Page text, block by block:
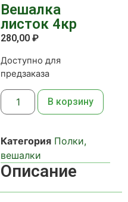
Вешалка
листок 4кр
280,00 ₽
Доступно для
предзаказа
В корзину
Категория Полки,
вешалки
Описание